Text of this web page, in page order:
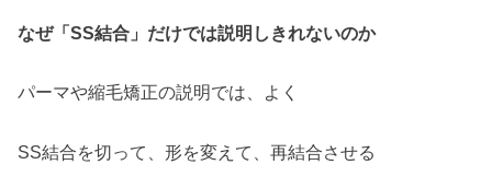
なぜ「SS結合」だけでは説明しきれないのか
パーマや縮毛矯正の説明では、よく
SS結合を切って、形を変えて、再結合させる